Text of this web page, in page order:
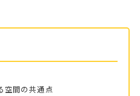
空間の共通点